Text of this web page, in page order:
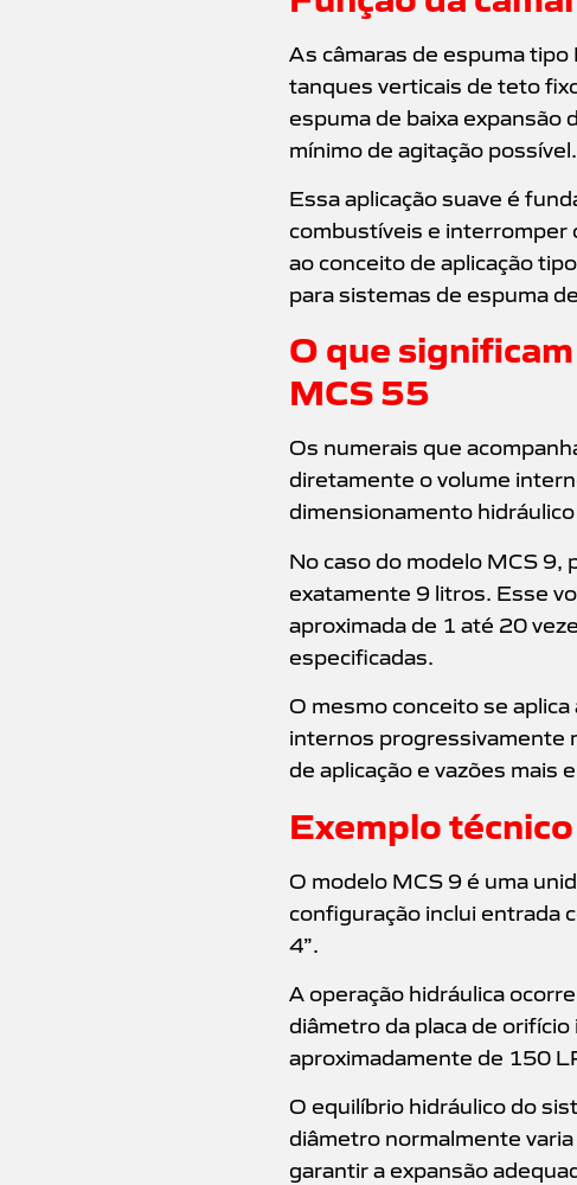
As câmaras de espuma
tanques verticais de teto
espuma de baixa
mínimo de agitação possível.
Essa aplicação suave é
combustíveis e interromper
ao conceito de aplicação
para sistemas de espuma
O que
MCS 55
Os numerais que
diretamente o volume
dimensionamento
No caso do modelo MCS 9,
exatamente 9 litros. Esse
aproximada de 1 até 20
especificadas.
O mesmo conceito se
internos progressivamente
de aplicação e vazões mais
Exemplo
O modelo MCS 9 é uma
configuração inclui entrada
4”.
A operação hidráulica
diâmetro da placa de
aproximadamente de 150
O equilíbrio hidráulico do
diâmetro normalmente
garantir a expansão